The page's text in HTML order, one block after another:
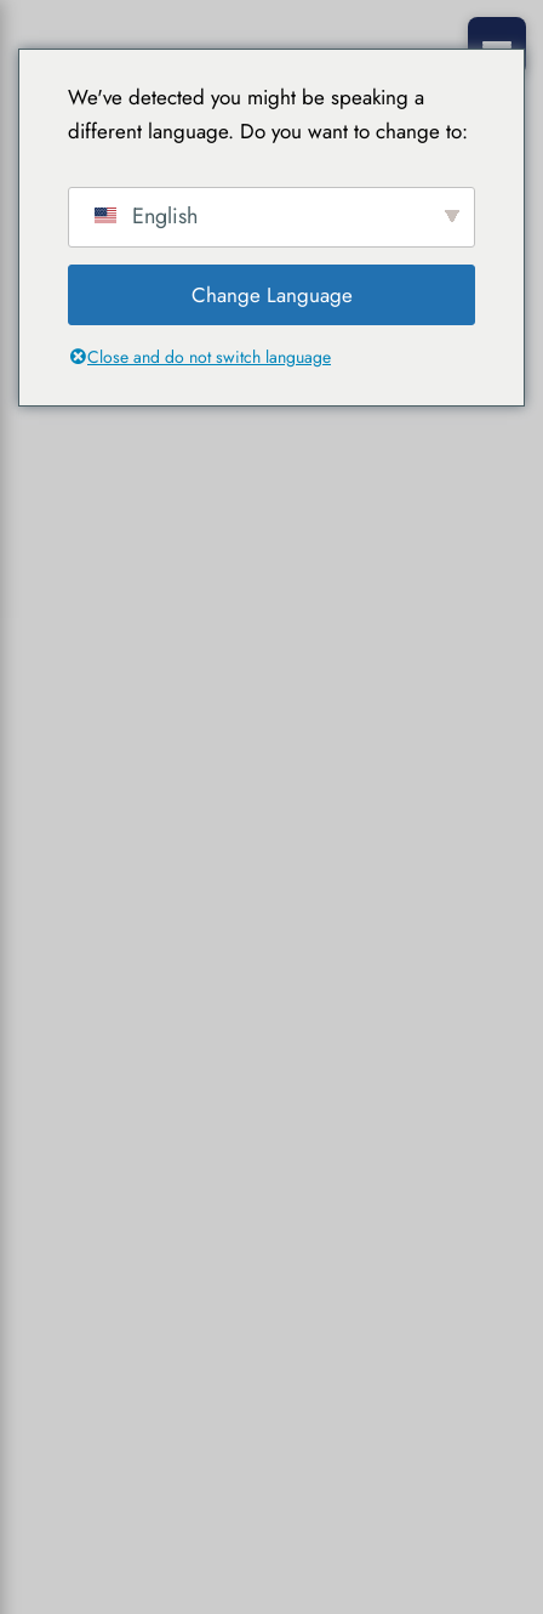
We've detected you might be speaking a
different language. Do you want to change to:
English
Change Language
Close and do not switch language